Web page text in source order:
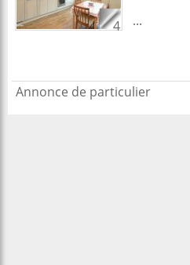
4
...
Annonce de particulier